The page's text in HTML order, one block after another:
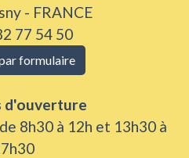
- FRANCE
77 54 50
formulaire
d'ouverture
8h30 à 12h et 13h30 à